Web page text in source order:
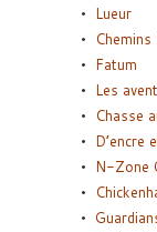
Lueur
Fatum
Les
Chasse
D’encre
N-Zone